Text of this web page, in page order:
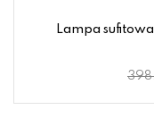
Lampa